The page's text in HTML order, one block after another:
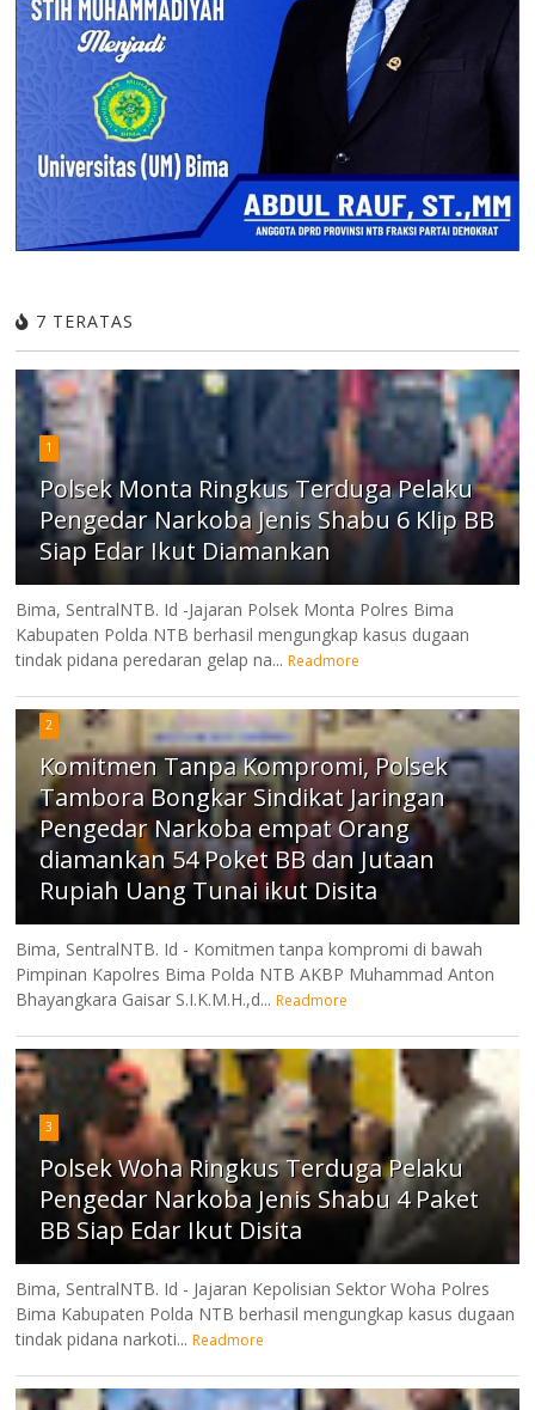
7 TERATAS
1
Polsek Monta Ringkus Terduga Pelaku
Pengedar Narkoba Jenis Shabu 6 Klip BB
Siap Edar Ikut Diamankan
Bima, SentralNTB. Id -Jajaran Polsek Monta Polres Bima
Kabupaten Polda NTB berhasil mengungkap kasus dugaan
tindak pidana peredaran gelap na... Readmore
2
Komitmen Tanpa Kompromi, Polsek
Tambora Bongkar Sindikat Jaringan
Pengedar Narkoba empat Orang
diamankan 54 Poket BB dan Jutaan
Rupiah Uang Tunai ikut Disita
Bima, SentralNTB. Id - Komitmen tanpa kompromi di bawah
Pimpinan Kapolres Bima Polda NTB AKBP Muhammad Anton
Bhayangkara Gaisar S.I.K.M.H.,d... Readmore
3
Polsek Woha Ringkus Terduga Pelaku
Pengedar Narkoba Jenis Shabu 4 Paket
BB Siap Edar Ikut Disita
Bima, SentralNTB. Id - Jajaran Kepolisian Sektor Woha Polres
Bima Kabupaten Polda NTB berhasil mengungkap kasus dugaan
tindak pidana narkoti... Readmore